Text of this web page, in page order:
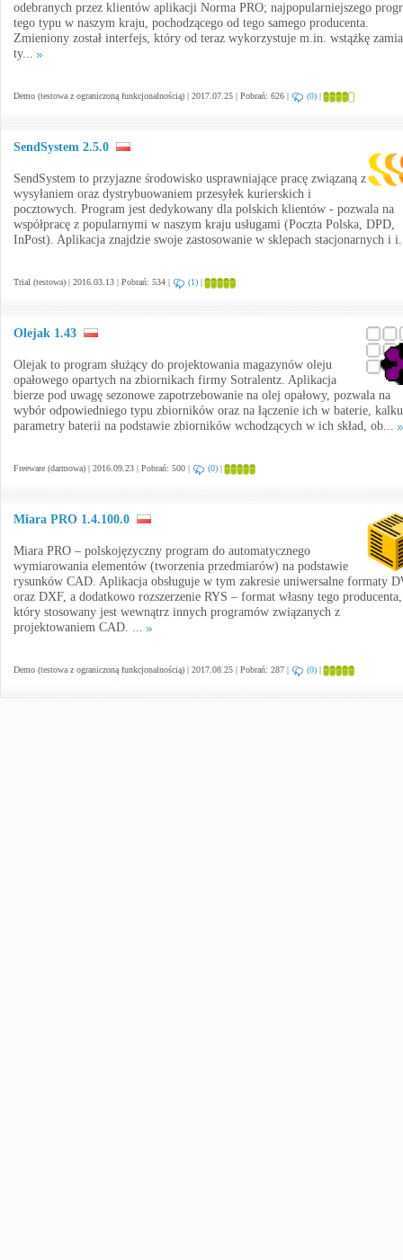
odebranych przez klientów aplikacji Norma PRO; najpopularniejszego
tego typu w naszym kraju, pochodzącego od tego samego producenta.
Zmieniony został interfejs, który od teraz wykorzystuje m.in. wstążkę
ty...
Demo (testowa z ograniczoną funkcjonalnością) | 2017.07.25 | Pobrań: 626 | (0) |
SendSystem 2.5.0
SendSystem to przyjazne środowisko usprawniające pracę związaną z
wysyłaniem oraz dystrybuowaniem przesyłek kurierskich i
pocztowych. Program jest dedykowany dla polskich klientów - pozwala na
współpracę z popularnymi w naszym kraju usługami (Poczta Polska, DPD,
InPost). Aplikacja znajdzie swoje zastosowanie w sklepach stacjonarnych i
Trial (testowa) | 2016.03.13 | Pobrań: 534 | (1) |
Olejak 1.43
Olejak to program służący do projektowania magazynów oleju
opałowego opartych na zbiornikach firmy Sotralentz. Aplikacja
bierze pod uwagę sezonowe zapotrzebowanie na olej opałowy, pozwala na
wybór odpowiedniego typu zbiorników oraz na łączenie ich w baterie,
parametry baterii na podstawie zbiorników wchodzących w ich skład, ob...
Freeware (darmowa) | 2016.09.23 | Pobrań: 500 | (0) |
Miara PRO 1.4.100.0
Miara PRO – polskojęzyczny program do automatycznego
wymiarowania elementów (tworzenia przedmiarów) na podstawie
rysunków CAD. Aplikacja obsługuje w tym zakresie uniwersalne formaty
oraz DXF, a dodatkowo rozszerzenie RYS – format własny tego producenta,
który stosowany jest wewnątrz innych programów związanych z
projektowaniem CAD. ...
Demo (testowa z ograniczoną funkcjonalnością) | 2017.08.25 | Pobrań: 287 | (0) |